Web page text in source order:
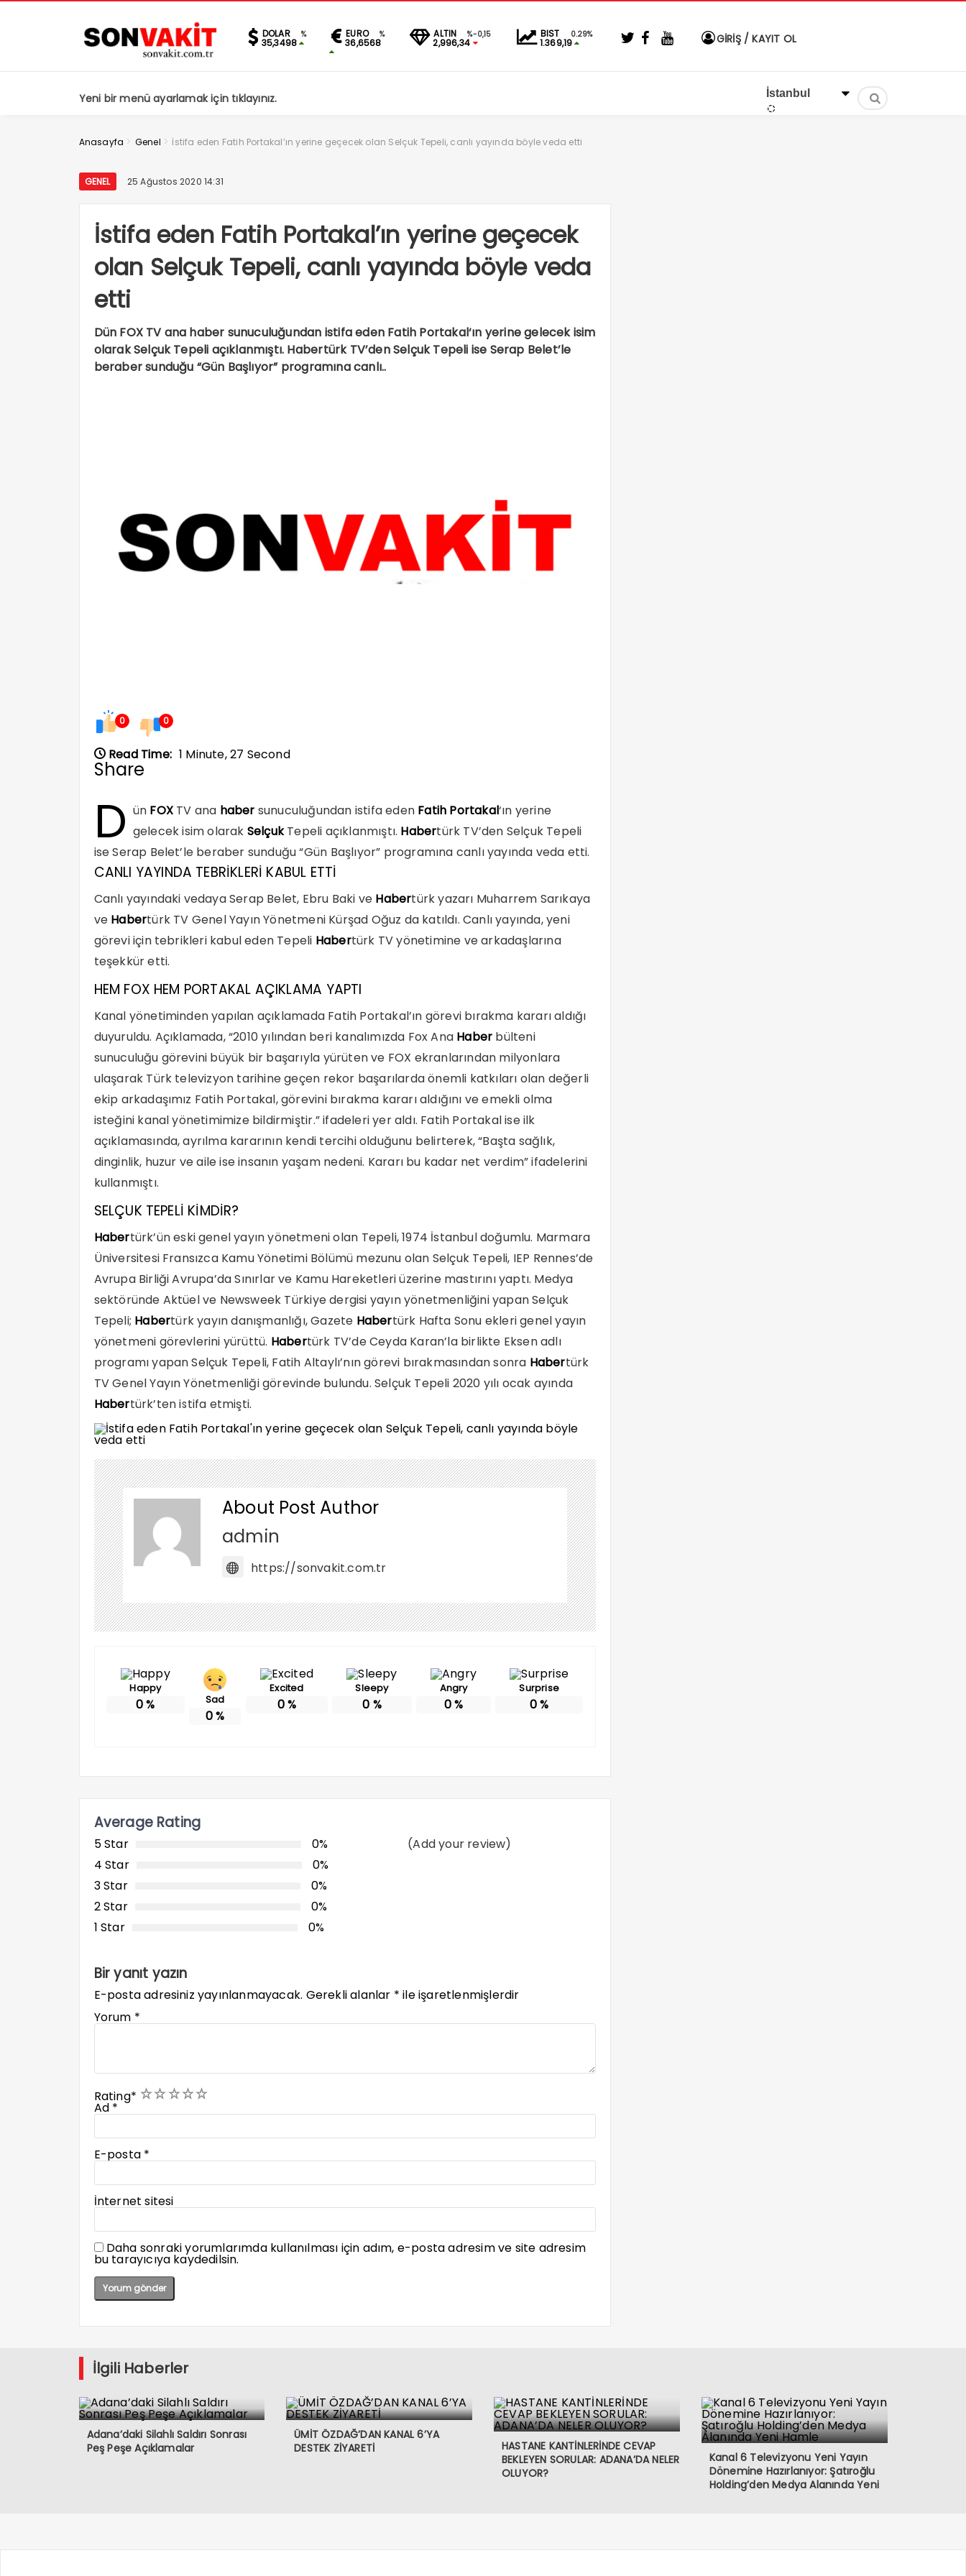
DOLAR %
35,3498
EURO %
36,6568
ALTIN %-0,15
2,996,34
BIST 0.29%
1.369,19 GİRİŞ / KAYIT OL
Yeni bir menü ayarlamak için tıklayınız.
Anasayfa > Genel > İstifa eden Fatih Portakal’ın yerine geçecek olan Selçuk Tepeli, canlı yayında böyle veda etti
GENEL 25 Ağustos 2020 14:31
İstifa eden Fatih Portakal’ın yerine geçecek
olan Selçuk Tepeli, canlı yayında böyle veda
etti
Dün FOX TV ana haber sunuculuğundan istifa eden Fatih Portakal‘ın yerine gelecek isim
olarak Selçuk Tepeli açıklanmıştı. Habertürk TV’den Selçuk Tepeli ise Serap Belet’le
beraber sunduğu “Gün Başlıyor” programına canlı..
0 0
Read Time: 1 Minute, 27 Second
Share
D ün FOXTV ana haber sunuculuğundan istifa eden Fatih Portakal‘ın yerine
gelecek isim olarak SelçukTepeli açıklanmıştı. Habertürk TV’den Selçuk Tepeli
ise Serap Belet’le beraber sunduğu “Gün Başlıyor” programına canlı yayında veda etti.
CANLI YAYINDA TEBRİKLERİ KABUL ETTİ
Canlı yayındaki vedaya Serap Belet, Ebru Baki ve Habertürk yazarı Muharrem Sarıkaya
ve Habertürk TV Genel Yayın Yönetmeni Kürşad Oğuz da katıldı. Canlı yayında, yeni
görevi için tebrikleri kabul eden Tepeli Habertürk TV yönetimine ve arkadaşlarına
teşekkür etti.
HEM FOX HEM PORTAKAL AÇIKLAMA YAPTI
Kanal yönetiminden yapılan açıklamada Fatih Portakal’ın görevi bırakma kararı aldığı
duyuruldu. Açıklamada, “2010 yılından beri kanalımızda Fox Ana Haber bülteni
sunuculuğu görevini büyük bir başarıyla yürüten ve FOX ekranlarından milyonlara
ulaşarak Türk televizyon tarihine geçen rekor başarılarda önemli katkıları olan değerli
ekip arkadaşımız Fatih Portakal, görevini bırakma kararı aldığını ve emekli olma
isteğini kanal yönetimimize bildirmiştir.” ifadeleri yer aldı. Fatih Portakal ise ilk
açıklamasında, ayrılma kararının kendi tercihi olduğunu belirterek, “Başta sağlık,
dinginlik, huzur ve aile ise insanın yaşam nedeni. Kararı bu kadar net verdim” ifadelerini
kullanmıştı.
SELÇUK TEPELİ KİMDİR?
Habertürk’ün eski genel yayın yönetmeni olan Tepeli, 1974 İstanbul doğumlu. Marmara
Üniversitesi Fransızca Kamu Yönetimi Bölümü mezunu olan Selçuk Tepeli, IEP Rennes’de
Avrupa Birliği Avrupa’da Sınırlar ve Kamu Hareketleri üzerine mastırını yaptı. Medya
sektöründe Aktüel ve Newsweek Türkiye dergisi yayın yönetmenliğini yapan Selçuk
Tepeli; Habertürk yayın danışmanlığı, Gazete Habertürk Hafta Sonu ekleri genel yayın
yönetmeni görevlerini yürüttü. Habertürk TV’de Ceyda Karan’la birlikte Eksen adlı
programı yapan Selçuk Tepeli, Fatih Altaylı’nın görevi bırakmasından sonra Habertürk
TV Genel Yayın Yönetmenliği görevinde bulundu. Selçuk Tepeli 2020 yılı ocak ayında
Habertürk’ten istifa etmişti.
About Post Author
admin
https://sonvakit.com.tr
Happy
0% Sad
0%
Excited
0%
Sleepy
0 %
Angry
0%
Surprise
0%
Average Rating
5 Star
0%
4 Star
0%
3 Star
0%
2 Star
0%
1 Star
0%
(Add your review)
Bir yanıt yazın
E-posta adresiniz yayınlanmayacak. Gerekli alanlar * ile işaretlenmişlerdir
Yorum *
Rating* 5
4
3
2
1
Ad *
E-posta *
İnternet sitesi
Daha sonraki yorumlarımda kullanılması için adım, e-posta adresim ve site adresim
bu tarayıcıya kaydedilsin.
İlgili Haberler
Adana’daki Silahlı Saldırı Sonrası
Peş Peşe Açıklamalar
ÜMİT ÖZDAĞ’DAN KANAL 6’YA
DESTEK ZİYARETİ
HASTANE KANTİNLERİNDE CEVAP
BEKLEYEN SORULAR: ADANA’DA NELER
OLUYOR?
Kanal 6 Televizyonu Yeni Yayın
Dönemine Hazırlanıyor: Şatıroğlu
Holding’den Medya Alanında Yeni